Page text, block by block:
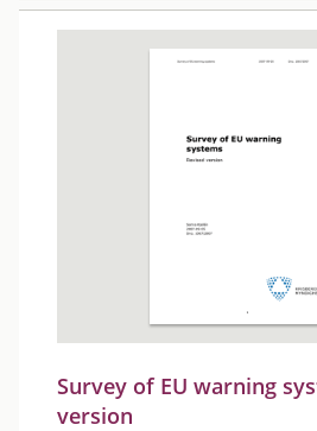
Survey of EU warning
version